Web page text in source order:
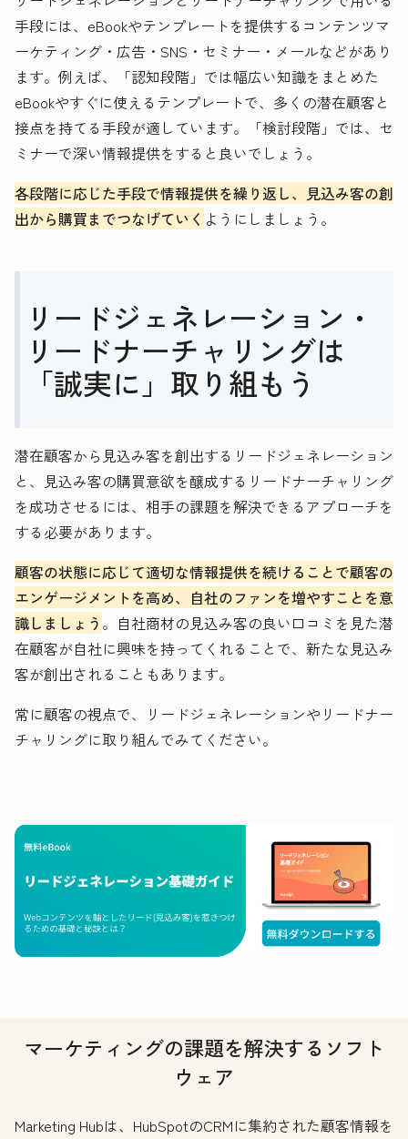
手段には、eBookやテンプレートを提供するコンテンツマ
ーケティング・広告・SNS・セミナー・メールなどがあり
ます。例えば、「認知段階」では幅広い知識をまとめた
eBookやすぐに使えるテンプレートで、多くの潜在顧客と
接点を持てる手段が適しています。「検討段階」では、セ
ミナーで深い情報提供をすると良いでしょう。
各段階に応じた手段で情報提供を繰り返し、見込み客の創
出から購買までつなげていく ようにしましょう。
リードジェネレーション・
リードナーチャリングは
「誠実に」取り組もう
潜在顧客から見込み客を創出するリードジェネレーション
と、見込み客の購買意欲を醸成するリードナーチャリング
を成功させるには、相手の課題を解決できるアプローチを
する必要があります。
顧客の状態に応じて適切な情報提供を続けることで顧客の
エンゲージメントを高め、自社のファンを増やすことを意
識しましょう 。自社商材の見込み客の良い口コミを見た潜
在顧客が自社に興味を持ってくれることで、新たな見込み
客が創出されることもあります。
常に顧客の視点で、リードジェネレーションやリードナー
チャリングに取り組んでみてください。
マーケティングの課題を解決するソフト
ウェア
Marketing Hubは、HubSpotのCRMに集約された顧客情報を